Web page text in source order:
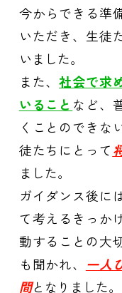
今からできる準
いただき、生徒
いました。
また、社会で求
いること など、
くことのできな
徒たちにとって
ました。
ガイダンス後に
て考えるきっか
動することの大
も聞かれ、 一人
間となりました。